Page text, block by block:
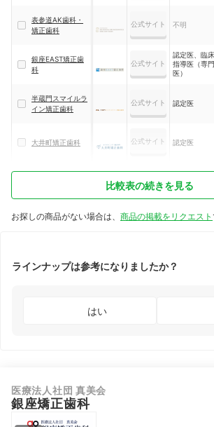
表参道AK歯科・
矯正歯科
公式サイト 不明
銀座EAST矯正歯
科
公式サイト
認定医、臨床
指導医（専門
医）
半蔵門スマイルラ
イン矯正歯科
公式サイト 認定医
大井町矯正歯科 公式サイト 認定医
比較表の続きを見る
お探しの商品がない場合は、 商品の掲載をリクエスト
ラインナップは参考になりましたか？
はい
医療法人社団 真美会
銀座矯正歯科